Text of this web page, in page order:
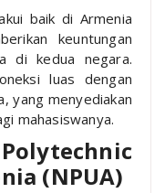
baik di Armenia
keuntungan
di kedua negara.
luas dengan
yang menyediakan
mahasiswanya.
(NPUA)